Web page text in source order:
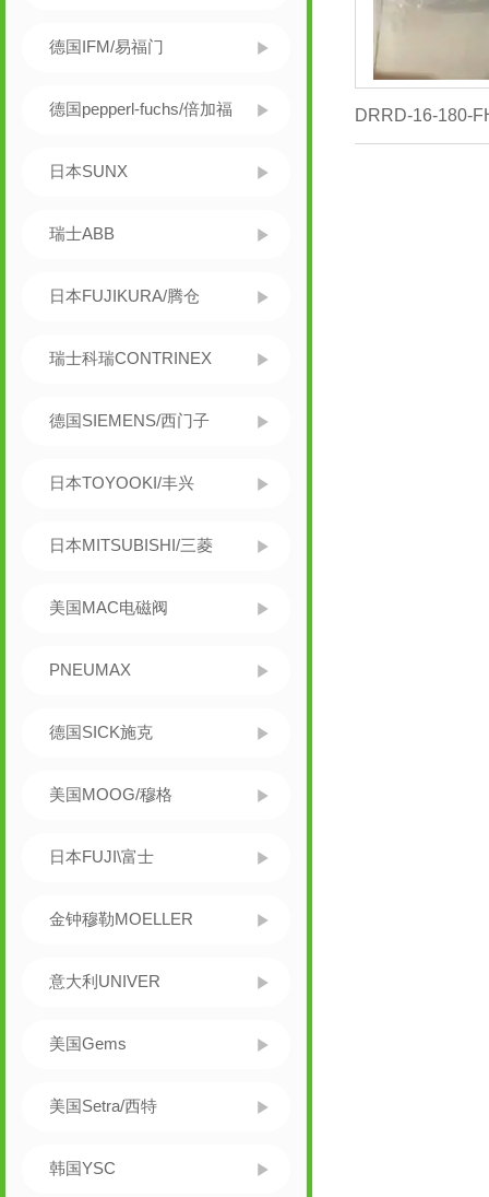
德国IFM/易福门
德国pepperl-fuchs/倍加福
日本SUNX
瑞士ABB
日本FUJIKURA/腾仓
瑞士科瑞CONTRINEX
德国SIEMENS/西门子
日本TOYOOKI/丰兴
日本MITSUBISHI/三菱
美国MAC电磁阀
PNEUMAX
德国SICK施克
美国MOOG/穆格
日本FUJI\富士
金钟穆勒MOELLER
意大利UNIVER
美国Gems
美国Setra/西特
韩国YSC